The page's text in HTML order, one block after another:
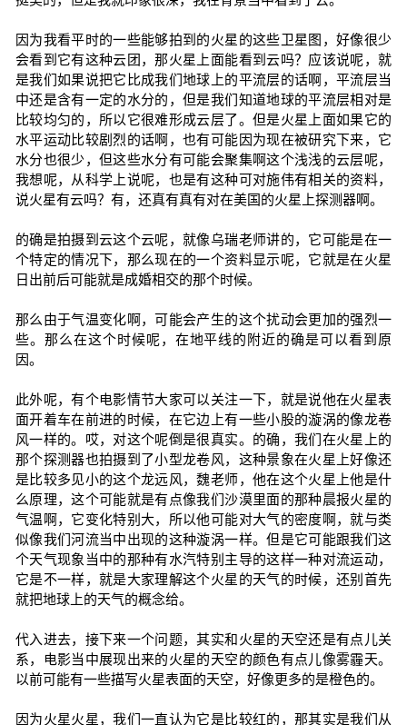
因为我看平时的一些能够拍到的火星的这些卫星图，好像很少
会看到它有这种云团，那火星上面能看到云吗？应该说呢，就
是我们如果说把它比成我们地球上的平流层的话啊，平流层当
中还是含有一定的水分的，但是我们知道地球的平流层相对是
比较均匀的，所以它很难形成云层了。但是火星上面如果它的
水平运动比较剧烈的话啊，也有可能因为现在被研究下来，它
水分也很少，但这些水分有可能会聚集啊这个浅浅的云层呢，
我想呢，从科学上说呢，也是有这种可对施伟有相关的资料，
说火星有云吗？有，还真有真有对在美国的火星上探测器啊。
的确是拍摄到云这个云呢，就像乌瑞老师讲的，它可能是在一
个特定的情况下，那么现在的一个资料显示呢，它就是在火星
日出前后可能就是成婚相交的那个时候。
那么由于气温变化啊，可能会产生的这个扰动会更加的强烈一
些。那么在这个时候呢，在地平线的附近的确是可以看到原
因。
此外呢，有个电影情节大家可以关注一下，就是说他在火星表
面开着车在前进的时候，在它边上有一些小股的漩涡的像龙卷
风一样的。哎，对这个呢倒是很真实。的确，我们在火星上的
那个探测器也拍摄到了小型龙卷风，这种景象在火星上好像还
是比较多见小的这个龙远风，魏老师，他在这个火星上他是什
么原理，这个可能就是有点像我们沙漠里面的那种晨报火星的
气温啊，它变化特别大，所以他可能对大气的密度啊，就与类
似像我们河流当中出现的这种漩涡一样。但是它可能跟我们这
个天气现象当中的那种有水汽特别主导的这样一种对流运动，
它是不一样，就是大家理解这个火星的天气的时候，还别首先
就把地球上的天气的概念给。
代入进去，接下来一个问题，其实和火星的天空还是有点儿关
系，电影当中展现出来的火星的天空的颜色有点儿像雾霾天。
以前可能有一些描写火星表面的天空，好像更多的是橙色的。
因为火星火星，我们一直认为它是比较红的，那其实是我们从